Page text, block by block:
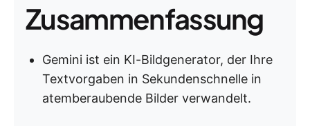
Zusammenfassung
Gemini ist ein KI-Bildgenerator, der Ihre
Textvorgaben in Sekundenschnelle in
atemberaubende Bilder verwandelt.